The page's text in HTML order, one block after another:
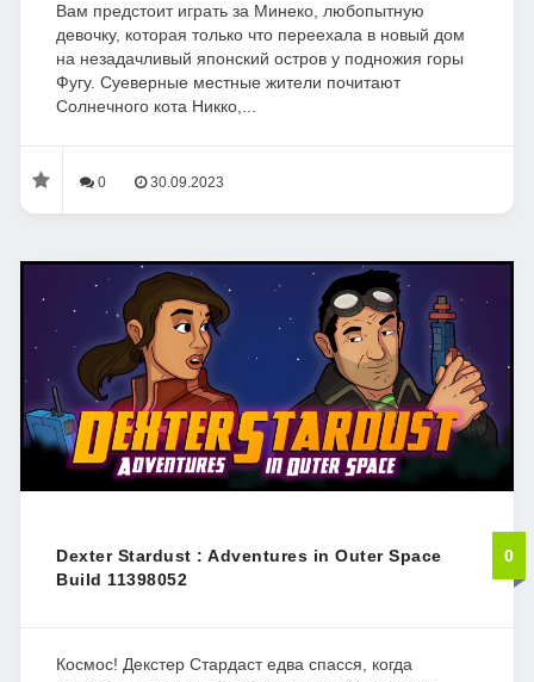
Вам предстоит играть за Минеко, любопытную
девочку, которая только что переехала в новый дом
на незадачливый японский остров у подножия горы
Фугу. Суеверные местные жители почитают
Солнечного кота Никко,...
0 30.09.2023
Dexter Stardust : Adventures in Outer Space
Build 11398052
0
Космос! Декстер Стардаст едва спасся, когда